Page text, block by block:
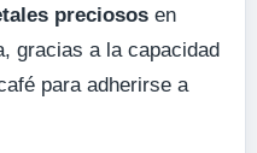
preciosos en
gracias a la capacidad
para adherirse a